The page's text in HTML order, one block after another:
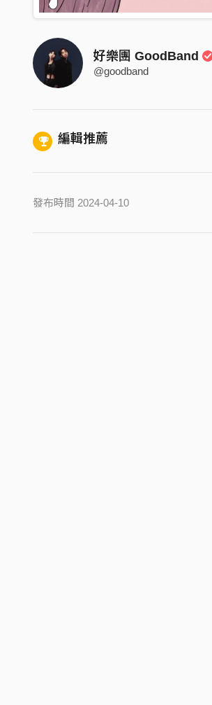
好樂團 GoodBand
@goodband
編輯推薦
發布時間 2024-04-10